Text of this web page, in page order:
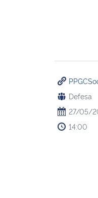
Defesa
27/05/
14:00